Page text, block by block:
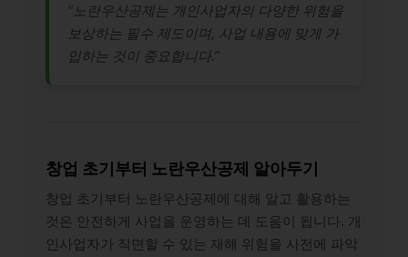
“노란우산공제는 개인사업자의 다양한 위험을
보상하는 필수 제도이며, 사업 내용에 맞게 가
입하는 것이 중요합니다.”
창업 초기부터 노란우산공제 알아두기
창업 초기부터 노란우산공제에 대해 알고 활용하는
것은 안전하게 사업을 운영하는 데 도움이 됩니다. 개
인사업자가 직면할 수 있는 재해 위험을 사전에 파악